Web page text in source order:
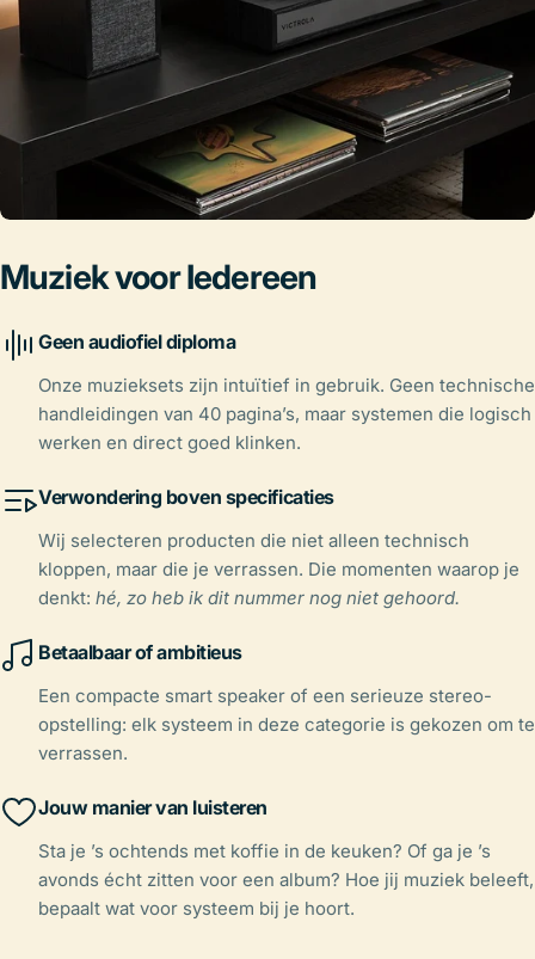
Muziek voor Iedereen
Geen audiofiel diploma
Onze muzieksets zijn intuïtief in gebruik. Geen technische
handleidingen van 40 pagina’s, maar systemen die logisch
werken en direct goed klinken.
Verwondering boven specificaties
Wij selecteren producten die niet alleen technisch
kloppen, maar die je verrassen. Die momenten waarop je
denkt: hé, zo heb ik dit nummer nog niet gehoord.
Betaalbaar of ambitieus
Een compacte smart speaker of een serieuze stereo-
opstelling: elk systeem in deze categorie is gekozen om te
verrassen.
Jouw manier van luisteren
Sta je ’s ochtends met koffie in de keuken? Of ga je ’s
avonds écht zitten voor een album? Hoe jij muziek beleeft,
bepaalt wat voor systeem bij je hoort.